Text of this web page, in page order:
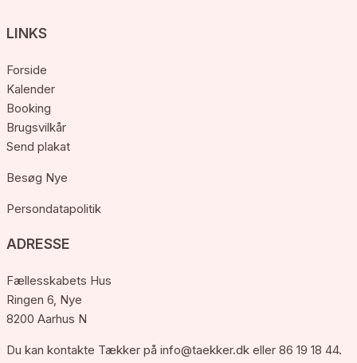
LINKS
Forside
Kalender
Booking
Brugsvilkår
Send plakat
Besøg Nye
Persondatapolitik
ADRESSE
Fællesskabets Hus
Ringen 6, Nye
8200 Aarhus N
Du kan kontakte Tækker på info@taekker.dk eller 86 19 18 44.